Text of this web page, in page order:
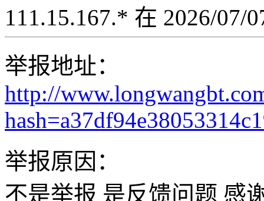
111.15.167.* 在 2026/07/
举报地址：
http://
举报原因：
不是举报 是反馈问题 感